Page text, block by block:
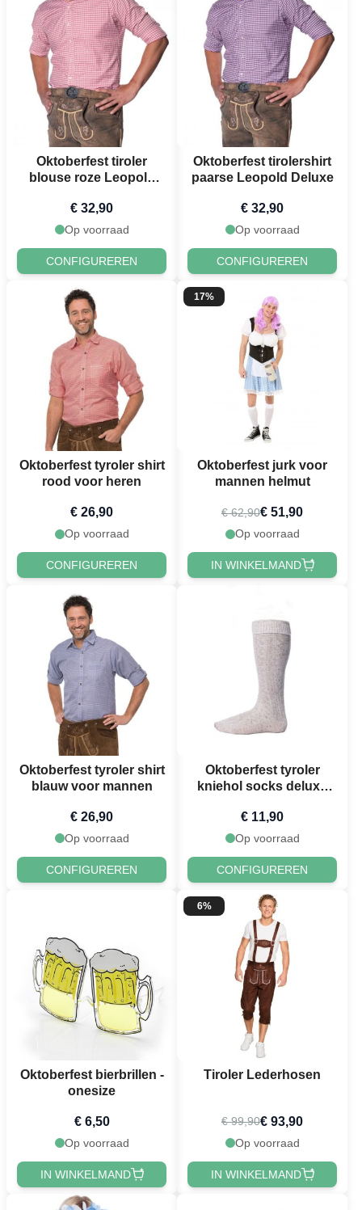
Oktoberfest tiroler
blouse roze Leopold
€ 32,90
Op voorraad
CONFIGUREREN
Oktoberfest tirolershirt
paarse Leopold Deluxe
€ 32,90
Op voorraad
CONFIGUREREN
Oktoberfest tyroler shirt
rood voor heren
€ 26,90
Op voorraad
CONFIGUREREN
17%
Oktoberfest jurk voor
mannen helmut
€ 62,90€ 51,90
Op voorraad
IN WINKELMAND
Oktoberfest tyroler shirt
blauw voor mannen
€ 26,90
Op voorraad
CONFIGUREREN
Oktoberfest tyroler
kniehol socks deluxe
€ 11,90
Op voorraad
CONFIGUREREN
Oktoberfest bierbrillen -
onesize
€ 6,50
Op voorraad
IN WINKELMAND
6%
Tiroler Lederhosen
€ 99,90€ 93,90
Op voorraad
IN WINKELMAND